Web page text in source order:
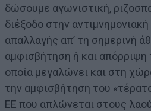
δώσουμε αγωνιστική,
διέξοδο στην
απαλλαγής απ’ τη σημερινή
αμφισβήτηση ή και απόρριψη
οποία μεγαλώνει και στη
την αμφισβήτηση του
ΕΕ που απλώνεται στους